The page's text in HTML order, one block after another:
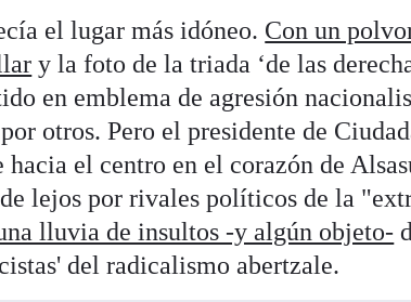
el lugar más idóneo. Con un
y la foto de la triada ‘de las
en emblema de agresión
otros. Pero el presidente de
hacia el centro en el corazón de
lejos por rivales políticos de la
lluvia de insultos -y algún objeto-
del radicalismo abertzale.